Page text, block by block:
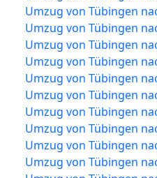
Umzug von Tübingen
Umzug von Tübingen
Umzug von Tübingen
Umzug von Tübingen
Umzug von Tübingen
Umzug von Tübingen
Umzug von Tübingen
Umzug von Tübingen
Umzug von Tübingen
Umzug von Tübingen